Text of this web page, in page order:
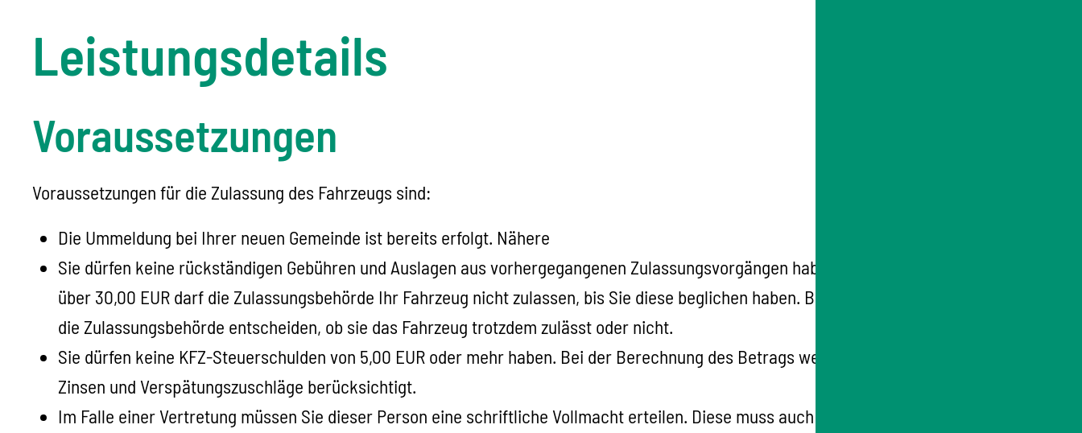
Leistungsdetails
Voraussetzungen
Voraussetzungen für die Zulassung des Fahrzeugs sind:
Die Ummeldung bei Ihrer neuen Gemeinde ist bereits erfolgt. Nähere
Sie dürfen keine rückständigen Gebühren und Auslagen aus vorhergegangenen Zulassungsvorgängen haben.
über 30,00 EUR darf die Zulassungsbehörde Ihr Fahrzeug nicht zulassen, bis Sie diese beglichen haben. Bei weniger als 30,00 EUR kann
die Zulassungsbehörde entscheiden, ob sie das Fahrzeug trotzdem zulässt oder nicht.
Sie dürfen keine KFZ-Steuerschulden von 5,00 EUR oder mehr haben. Bei der Berechnung des Betrags werden auch Säumniszuschläge,
Zinsen und Verspätungszuschläge berücksichtigt.
Im Falle einer Vertretung müssen Sie dieser Person eine schriftliche Vollmacht erteilen. Diese muss auch eine Einverständniserklärung